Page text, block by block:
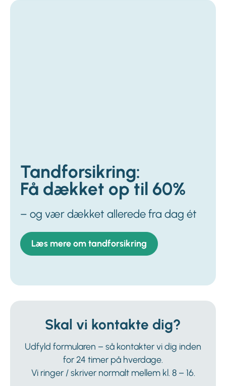
Tandforsikring:
Få dækket op til 60%
– og vær dækket allerede fra dag ét
Læs mere om tandforsikring
Skal vi kontakte dig?
Udfyld formularen – så kontakter vi dig inden
for 24 timer på hverdage.
Vi ringer / skriver normalt mellem kl. 8 – 16.